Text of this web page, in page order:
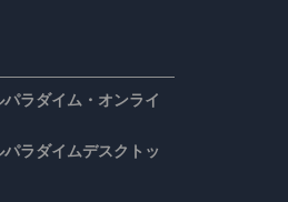
パラダイム・オンライ
パラダイムデスクトッ